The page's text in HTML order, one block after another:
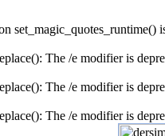
set_magic_quotes_runtime()
The /e modifier is
The /e modifier is
The /e modifier is